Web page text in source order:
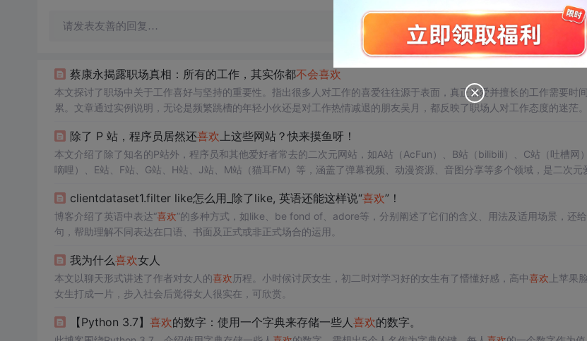
请发表友善的回复…
蔡康永揭露职场真相：所有的工作，其实你都不会喜欢
本文探讨了职场中关于工作喜好与坚持的重要性。指出很多人对工作的喜爱往往源于表面，真正热爱并擅长的工作需要时
累。文章通过实例说明，无论是频繁跳槽的年轻小伙还是对工作热情减退的朋友吴月，都反映了职场人对工作态度的迷茫
除了 P 站，程序员居然还喜欢上这些网站？快来摸鱼呀！
本文介绍了除了知名的P站外，程序员和其他爱好者常去的二次元网站，如A站（AcFun）、B站（bilibili）、C站（吐槽网
嘀哩）、E站、F站、G站、H站、J站、M站（猫耳FM）等，涵盖了弹幕视频、动漫资源、音图分享等多个领域，是二次元
clientdataset1.filter like怎么用_除了like, 英语还能这样说“喜欢”！
博客介绍了英语中表达“喜欢”的多种方式，如like、be fond of、adore等，分别阐述了它们的含义、用法及适用场景，还
句，帮助理解不同表达在口语、书面及正式或非正式场合的运用。
我为什么喜欢女人
本文以聊天形式讲述了作者对女人的喜欢历程。小时候讨厌女生，初二时对学习好的女生有了懵懂好感，高中喜欢 上苹果
女生打成一片，步入社会后觉得女人很实在，可欣赏。
【Python 3.7】 喜欢的数字：使用一个字典来存储一些人喜欢的数字。